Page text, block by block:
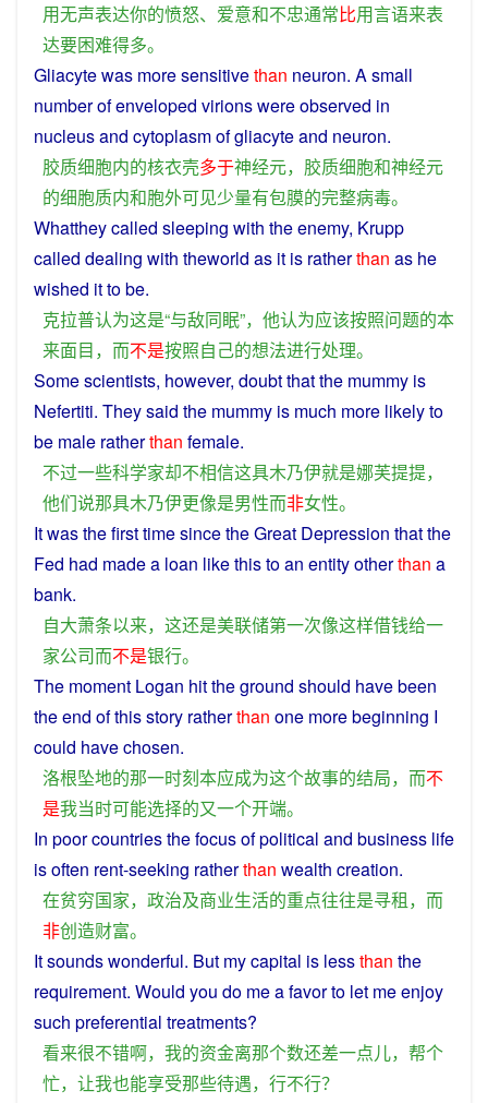
用无声表达你的愤怒、 爱意和不忠通常比用言语来表
达要困难得多。
Gliacyte was more sensitivethan neuron. A small
numberofenveloped virions wereobserved in
nucleusand cytoplasmof gliacyteand neuron.
胶质细胞内的核衣壳多于神经元， 胶质细胞和神经元
的细胞质内和胞外可见少量有包膜的完整病毒。
Whatthey called sleeping with theenemy, Krupp
called dealing with theworld as it is ratherthan as he
wished it tobe.
克拉普认为这是“与敌同眠”， 他认为应该按照问题的本
来面目， 而不是按照自己的想法进行处理。
Somescientists, however, doubtthat the mummy is
Nefertiti. They said the mummy is much more likelyto
be male ratherthan female.
不过一些科学家却不相信这具木乃伊就是娜芙提提，
他们说那具木乃伊更像是男性而非女性。
Itwasthefirsttimesincethe Great Depression thatthe
Fed had madea loan likethistoan entityotherthan a
bank.
自大萧条以来， 这还是美联储第一次像这样借钱给一
家公司而不是银行。
The moment Logan hit theground should havebeen
theend ofthisstory ratherthan one morebeginning I
could havechosen.
洛根坠地的那一时刻本应成为这个故事的结局， 而不
是我当时可能选择的又一个开端。
In poorcountriesthefocusofpolitical and business life
isoften rent-seeking ratherthan wealth creation.
在贫穷国家， 政治及商业生活的重点往往是寻租， 而
非创造财富。
Itsoundswonderful. But mycapital is lessthan the
requirement. Would you do meafavorto let meenjoy
such preferential treatments?
看来很不错啊， 我的资金离那个数还差一点儿， 帮个
忙， 让我也能享受那些待遇， 行不行？